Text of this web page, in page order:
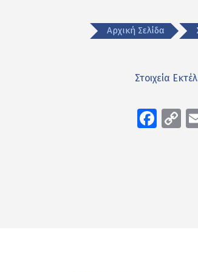
Αρχική Σελίδα
Στοιχεία